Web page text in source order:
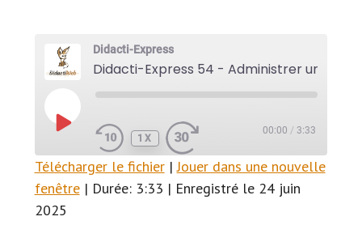
Didacti-Express
PLAY
EPISODE
1X
00:00 / 3:33
SUBSCRIBE SHARE
RSS FEED
SHARE
Télécharger le fichier|Jouer dans une nouvelle
fenêtre| Durée: 3:33 | Enregistré le 24 juin
2025